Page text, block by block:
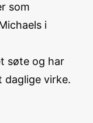
som
i
søte og har
daglige virke.